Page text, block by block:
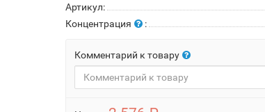
Артикул:
Концентрация
:
Комментарий к товару